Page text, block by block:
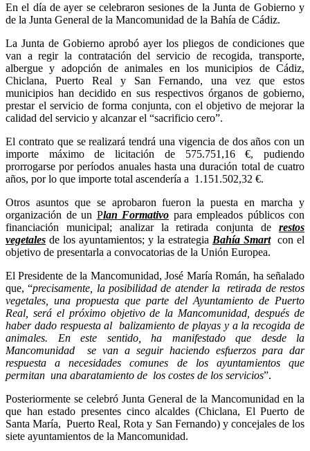
En el día de ayer se celebraron sesiones de la Junta de Gobierno y
de la Junta General de la Mancomunidad de la Bahía de Cádiz.
La Junta de Gobierno aprobó ayer los pliegos de condiciones que
van a regir la contratación del servicio de recogida, transporte,
albergue y adopción de animales en los municipios de Cádiz,
Chiclana, Puerto Real y San Fernando, una vez que estos
municipios han decidido en sus respectivos órganos de gobierno,
prestar el servicio de forma conjunta, con el objetivo de mejorar la
calidad del servicio y alcanzar el “sacrificio cero”.
El contrato que se realizará tendrá una vigencia de dos años con un
importe máximo de licitación de 575.751,16 €, pudiendo
prorrogarse por períodos anuales hasta una duración total de cuatro
años, por lo que importe total ascendería a 1.151.502,32 €.
Otros asuntos que se aprobaron fueron la puesta en marcha y
organización de un Plan Formativo para empleados públicos con
financiación municipal; analizar la retirada conjunta de restos
vegetales de los ayuntamientos; y la estrategia Bahía Smartcon el
objetivo de presentarla a convocatorias de la Unión Europea.
El Presidente de la Mancomunidad, José María Román, ha señalado
que, “precisamente, la posibilidad de atender la retirada de restos
vegetales, una propuesta que parte del Ayuntamiento de Puerto
Real, será el próximo objetivo de la Mancomunidad, después de
haber dado respuesta al balizamiento de playas y a la recogida de
animales. En este sentido, ha manifestado que desde la
Mancomunidad se van a seguir haciendo esfuerzos para dar
respuesta a necesidades comunes de los ayuntamientos que
permitan una abaratamiento de los costes de los servicios”.
Posteriormente se celebró Junta General de la Mancomunidad en la
que han estado presentes cinco alcaldes (Chiclana, El Puerto de
Santa María, Puerto Real, Rota y San Fernando) y concejales de los
siete ayuntamientos de la Mancomunidad.